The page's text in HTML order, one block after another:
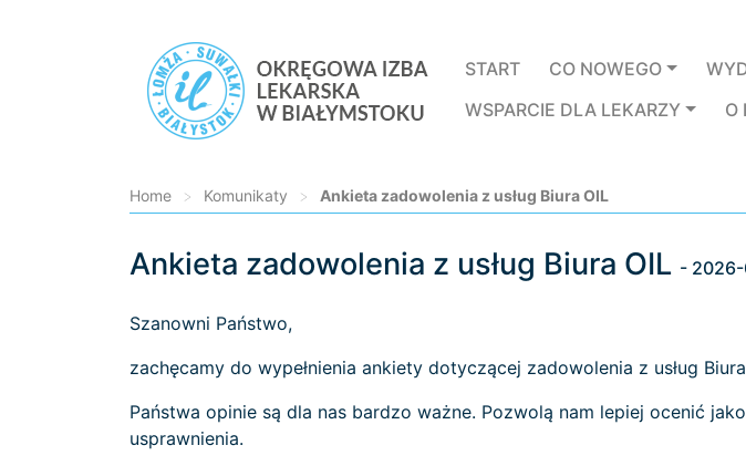
START
CO NOWEGO
WSPARCIE DLA LEKARZY
O
Home > Komunikaty > Ankieta zadowolenia z usług Biura OIL
Ankieta zadowolenia z usług Biura OIL -
Szanowni Państwo,
zachęcamy do wypełnienia ankiety dotyczącej zadowolenia z usług
Państwa opinie są dla nas bardzo ważne. Pozwolą nam lepiej ocenić
usprawnienia.